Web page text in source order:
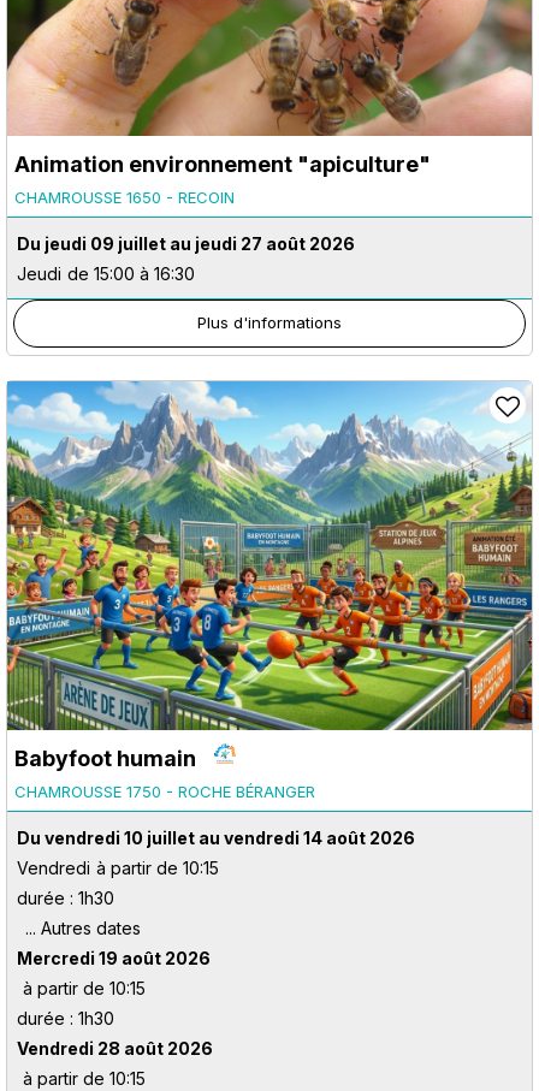
Animation environnement "apiculture"
CHAMROUSSE 1650 - RECOIN
Du jeudi 09 juillet au jeudi 27 août 2026
Jeudi de 15:00 à 16:30
Plus d'informations
Babyfoot humain
CHAMROUSSE 1750 - ROCHE BÉRANGER
Du vendredi 10 juillet au vendredi 14 août 2026
Vendredi à partir de 10:15
durée : 1h30
Mercredi 19 août 2026
à partir de 10:15
durée : 1h30
Vendredi 28 août 2026
à partir de 10:15